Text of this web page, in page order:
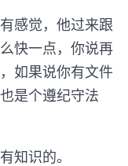
感觉，他过来跟
快一点，你说再
如果说你有文件
是个遵纪守法
识的。